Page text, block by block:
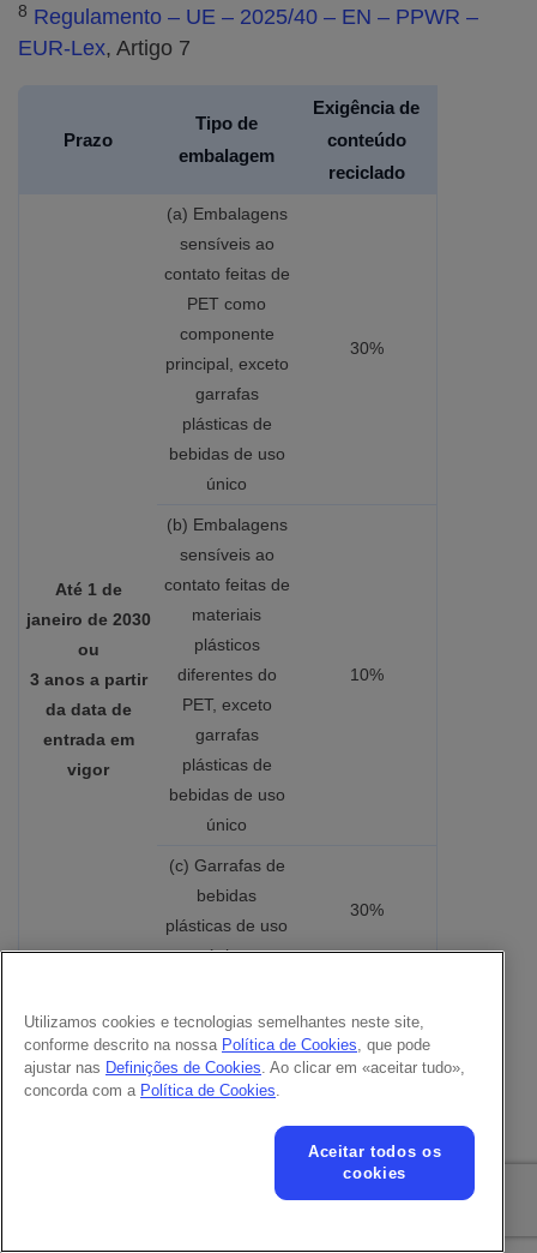
8 Regulamento – UE – 2025/40 – EN – PPWR –
EUR-Lex, Artigo 7
Prazo
Tipo de
embalagem
Exigência de
conteúdo
reciclado
Até 1 de
janeiro de 2030
ou
3 anos a partir
da data de
entrada em
vigor
(a) Embalagens
sensíveis ao
contato feitas de
PET como
componente
principal, exceto
garrafas
plásticas de
bebidas de uso
único
30%
(b) Embalagens
sensíveis ao
contato feitas de
materiais
plásticos
diferentes do
PET, exceto
garrafas
plásticas de
bebidas de uso
único
10%
(c) Garrafas de
bebidas
plásticas de uso
único
30%
plásticas
diferentes das
mencionadas
35%
(a) Embalagens
contato feitas de
Utilizamos cookies e tecnologias semelhantes neste site,
conforme descrito na nossa Política de Cookies, que pode
ajustar nas Definições de Cookies. Ao clicar em «aceitar tudo»,
concorda com a Política de Cookies.
Aceitar todos os
cookies